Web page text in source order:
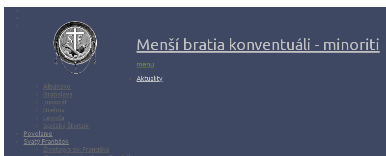
Menší bratia konventuáli - minoriti
menu
Aktuality
Albánsko
Bratislava
Juniorát
Brehov
Levoča
Spišský Štvrtok
Povolanie
Svätý František
Životopis sv. Františka